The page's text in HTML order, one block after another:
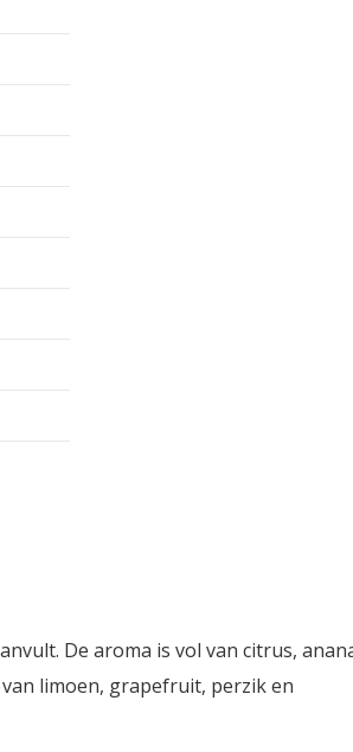
De aroma is vol van citrus,
limoen, grapefruit, perzik en